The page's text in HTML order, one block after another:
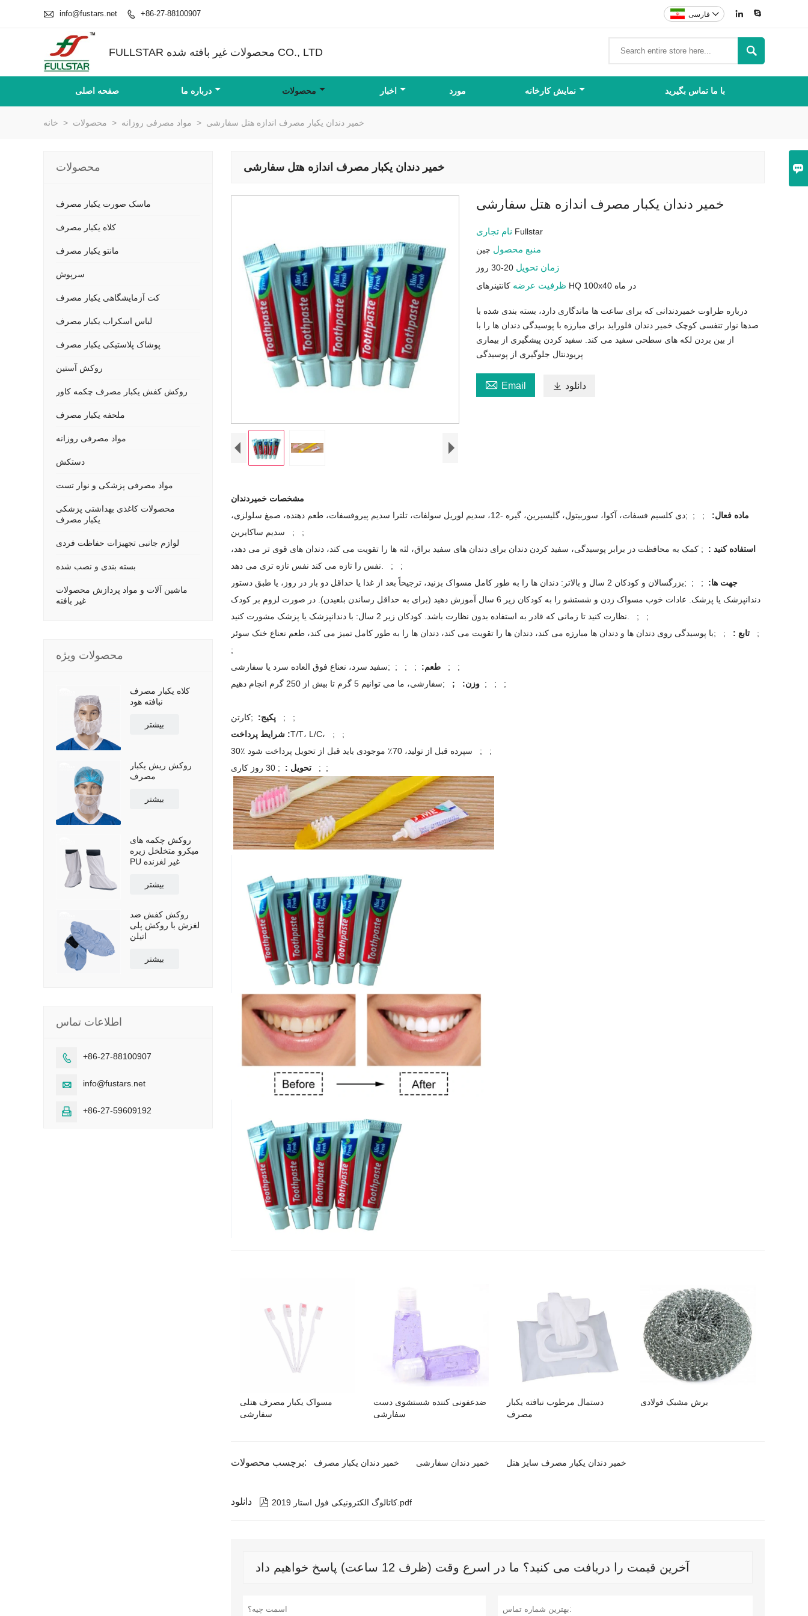

 info@fustars.net  +86-27-88100907   فارسی 
FULLSTAR محصولات غیر بافته شده CO., LTD 
صفحه اصلی درباره ما محصولات اخبار مورد نمایش کارخانه با ما تماس بگیرید
خانه > محصولات > مواد مصرفی روزانه > خمیر دندان یکبار مصرف اندازه هتل سفارشی
خمیر دندان یکبار مصرف اندازه هتل سفارشی
خمیر دندان یکبار مصرف اندازه هتل سفارشی
Fullstar
منبع محصول چین
زمان تحویل 20-30 روز
ظرفیت عرضه کانتینرهای HQ 100x40 در ماه
درباره طراوت خمیردندانی که برای ساعت ها ماندگاری دارد، بسته بندی شده با
صدها نوار تنفسی کوچک خمیر دندان فلوراید برای مبارزه با پوسیدگی دندان ها را با
از بین بردن لکه های سطحی سفید می کند. سفید کردن پیشگیری از بیماری
پریودنتال جلوگیری از پوسیدگی
 Email  دانلود
مشخصات خمیردندان
ماده فعال:
; ; ;دی کلسیم فسفات، آکوا، سوربیتول، گلیسیرین، گیره -12، سدیم لوریل سولفات، تلترا سدیم پیروفسفات، طعم دهنده، صمغ سلولزی،
سدیم ساکایرین ; ;
استفاده کنید : ; کمک به محافظت در برابر پوسیدگی، سفید کردن دندان برای دندان های سفید براق، لثه ها را تقویت می کند، دندان های قوی تر می دهد،
نفس را تازه می کند نفس تازه تری می دهد. ; ;
جهت ها:
; ; ;بزرگسالان و کودکان 2 سال و بالاتر: دندان ها را به طور کامل مسواک بزنید، ترجیحاً بعد از غذا یا حداقل دو بار در روز، یا طبق دستور
دندانپزشک یا پزشک. عادات خوب مسواک زدن و شستشو را به کودکان زیر 6 سال آموزش دهید (برای به حداقل رساندن بلعیدن). در صورت لزوم بر کودک
نظارت کنید تا زمانی که قادر به استفاده بدون نظارت باشد. کودکان زیر 2 سال: با دندانپزشک یا پزشک مشورت کنید. ; ;
تابع : ; ;با پوسیدگی روی دندان ها و دندان ها مبارزه می کند، دندان ها را تقویت می کند، دندان ها را به طور کامل تمیز می کند، طعم نعناع خنک سوئر ;
;
طعم: ; ; ; ;سفید سرد، نعناع فوق العاده سرد یا سفارشی ; ;
وزن: ; ;سفارشی، ما می توانیم 5 گرم تا بیش از 250 گرم انجام دهیم ; ; ;
پکیج: ;کارتن ; ;
شرایط پرداخت :T/T، L/C، ; ;
30٪ سپرده قبل از تولید، 70٪ موجودی باید قبل از تحویل پرداخت شود ; ;
تحویل : ; 30 روز کاری ; ;
مسواک یکبار مصرف هتلی
سفارشی
ضدعفونی کننده شستشوی دست
سفارشی
دستمال مرطوب نبافته یکبار
مصرف
برش مشبک فولادی
برچسب محصولات: خمیر دندان یکبار مصرف خمیر دندان سفارشی خمیر دندان یکبار مصرف سایز هتل
دانلود  کاتالوگ الکترونیکی فول استار 2019.pdf
آخرین قیمت را دریافت می کنید؟ ما در اسرع وقت (ظرف 12 ساعت) پاسخ خواهیم داد
محصولات
ماسک صورت یکبار مصرف
کلاه یکبار مصرف
مانتو یکبار مصرف
سرپوش
کت آزمایشگاهی یکبار مصرف
لباس اسکراب یکبار مصرف
پوشاک پلاستیکی یکبار مصرف
روکش آستین
روکش کفش یکبار مصرف چکمه کاور
ملحفه یکبار مصرف
مواد مصرفی روزانه
دستکش
مواد مصرفی پزشکی و نوار تست
محصولات کاغذی بهداشتی پزشکی
یکبار مصرف
لوازم جانبی تجهیزات حفاظت فردی
بسته بندی و نصب شده
ماشین آلات و مواد پردازش محصولات
غیر بافته
محصولات ویژه
کلاه یکبار مصرف
نبافته هود
بیشتر
روکش ریش یکبار
مصرف
بیشتر
روکش چکمه های
میکرو متخلخل زیره
PU غیر لغزنده
بیشتر
روکش کفش ضد
لغزش با روکش پلی
اتیلن
بیشتر
اطلاعات تماس
 +86-27-88100907
 info@fustars.net
 +86-27-59609192